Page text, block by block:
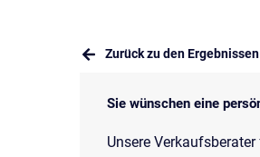
Zurück zu den Ergebnissen
Sie wünschen eine
Unsere